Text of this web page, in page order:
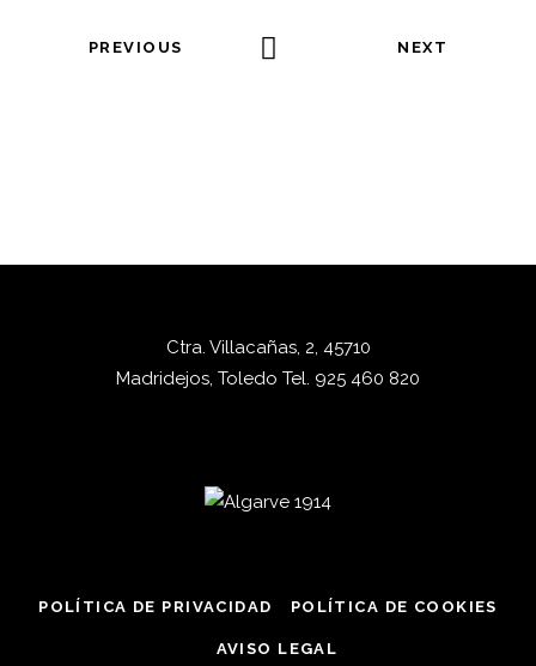
PREVIOUS NEXT
Ctra. Villacañas, 2, 45710
Madridejos, Toledo Tel. 925 460 820
POLÍTICA DE PRIVACIDAD POLÍTICA DE COOKIES
AVISO LEGAL